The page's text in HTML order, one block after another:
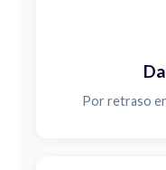
Por retraso